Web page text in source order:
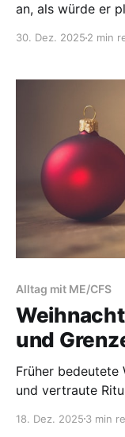
an, als würde er
meinem Kopf.
30. Dez. 2025 2 min
Alltag mit ME/CFS
und
Früher bedeutete
und vertraute
in dem jedes
18. Dez. 2025 3 min